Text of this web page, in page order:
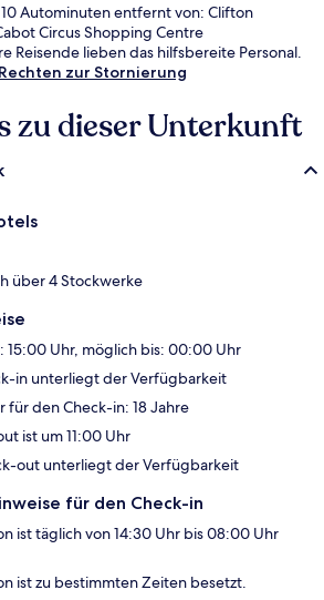
Autominuten entfernt von: Clifton
Circus Shopping Centre
Reisende lieben das hilfsbereite Personal.
zur Stornierung
zu dieser Unterkunft
über 4 Stockwerke
15:00 Uhr, möglich bis: 00:00 Uhr
in unterliegt der Verfügbarkeit
für den Check-in: 18 Jahre
ist um 11:00 Uhr
out unterliegt der Verfügbarkeit
für den Check-in
ist täglich von 14:30 Uhr bis 08:00 Uhr
ist zu bestimmten Zeiten besetzt.